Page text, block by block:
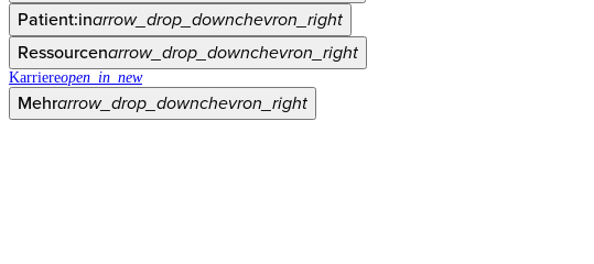
Patient:inarrow_drop_downchevron_right
Ressourcenarrow_drop_downchevron_right
Karriereopen_in_new
Mehrarrow_drop_downchevron_right